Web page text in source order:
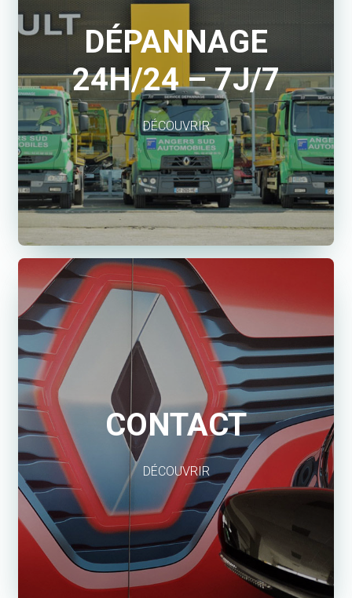
DÉPANNAGE
24H/24 – 7J/7
DÉCOUVRIR
CONTACT
DÉCOUVRIR